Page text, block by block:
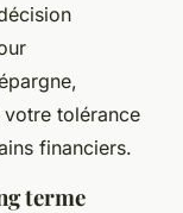
tolérance
financiers.
terme